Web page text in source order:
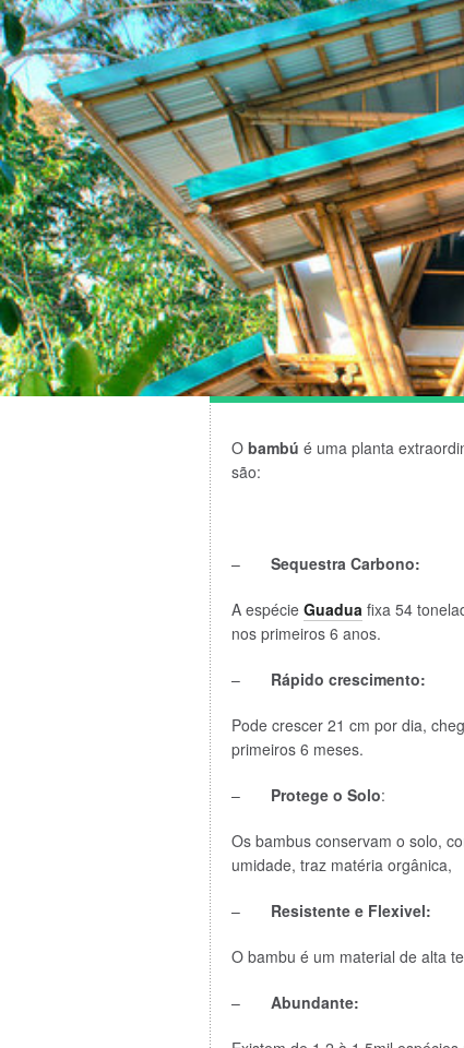
O bambú é uma planta
são:
– Sequestra Carbono:
A espécie Guadua fixa 54
nos primeiros 6 anos.
– Rápido crescimento:
Pode crescer 21 cm por dia,
primeiros 6 meses.
– Protege o Solo:
Os bambus conservam o solo,
umidade, traz matéria orgânica,
– Resistente e Flexivel:
O bambu é um material de alta
– Abundante: